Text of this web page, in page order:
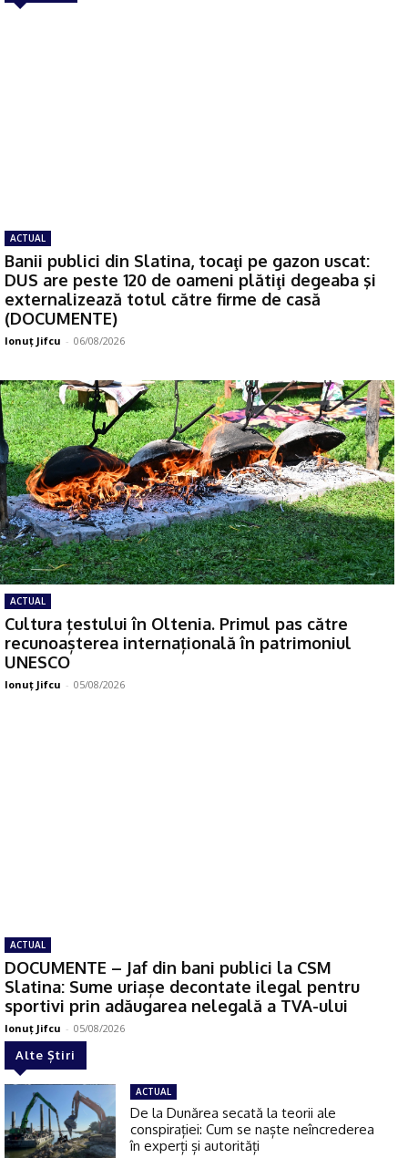
ACTUAL
Banii publici din Slatina, tocaţi pe gazon uscat:
DUS are peste 120 de oameni plătiţi degeaba şi
externalizează totul către firme de casă
(DOCUMENTE)
Ionuţ Jifcu - 06/08/2026
ACTUAL
Cultura țestului în Oltenia. Primul pas către
recunoașterea internațională în patrimoniul
UNESCO
Ionuţ Jifcu - 05/08/2026
ACTUAL
DOCUMENTE – Jaf din bani publici la CSM
Slatina: Sume uriașe decontate ilegal pentru
sportivi prin adăugarea nelegală a TVA-ului
Ionuţ Jifcu - 05/08/2026
Alte Știri
ACTUAL
De la Dunărea secată la teorii ale
conspirației: Cum se naște neîncrederea
în experți și autorități